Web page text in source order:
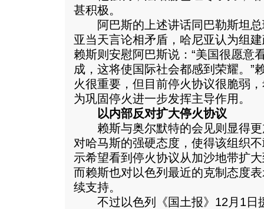
甚积极。
阿巴斯的上述讲话同巴勒斯坦总
亚当天言论相矛盾，哈尼亚认为组
赖斯则安慰阿巴斯说：“美国很愿意
成，这将使国际社会都感到荣耀。”
火很重要，但目前停火协议很脆弱
为巩固停火进一步发挥主导作用。
以内部反对扩大停火协议
赖斯与奥尔默特的会见则显得更
对哈马斯的强硬态度，使得该组织
示希望看到停火协议从加沙地带扩
而赖斯也对以色列最近的克制态度
续支持。
不过以色列《国土报》12月1日